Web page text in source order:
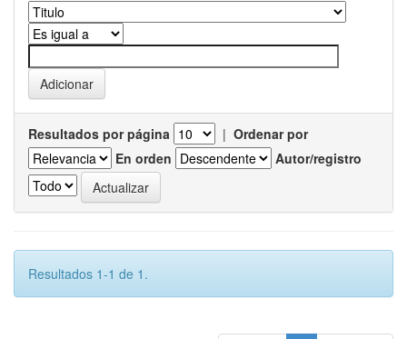
Resultados por página | Ordenar por
En orden
Autor/registro
Resultados 1-1 de 1.